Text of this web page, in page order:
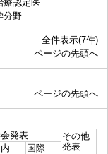
療認定医
分野
全件表示(7件)
ページの先頭へ
ページの先頭へ
発表
その他
発表
国際